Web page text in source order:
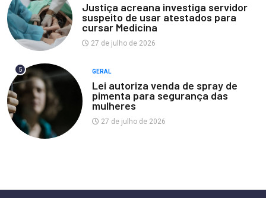
Justiça acreana investiga servidor
suspeito de usar atestados para
cursar Medicina
27 de julho de 2026
5 GERAL
Lei autoriza venda de spray de
pimenta para segurança das
mulheres
27 de julho de 2026